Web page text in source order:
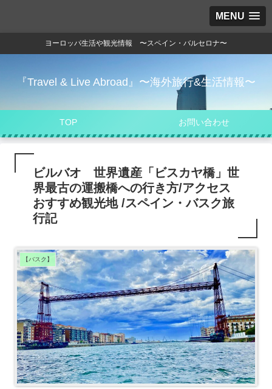
MENU
ヨーロッパ生活や観光情報 〜スペイン・バルセロナ〜
『Travel & Live Abroad』〜海外旅行&生活情報〜
TOP お問い合わせ
ビルバオ 世界遺産「ビスカヤ橋」世
界最古の運搬橋への行き方/アクセス
おすすめ観光地 /スペイン・バスク旅
行記
【バスク】